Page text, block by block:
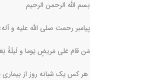
بسم الله الرحمن الرحیم
پيامبر رحمت صلي الله عليه و آله:
مَن قامَ عَلى مَريضٍ يَوما و لَيلَةً
هر كس يك شبانه روز از بيمارى